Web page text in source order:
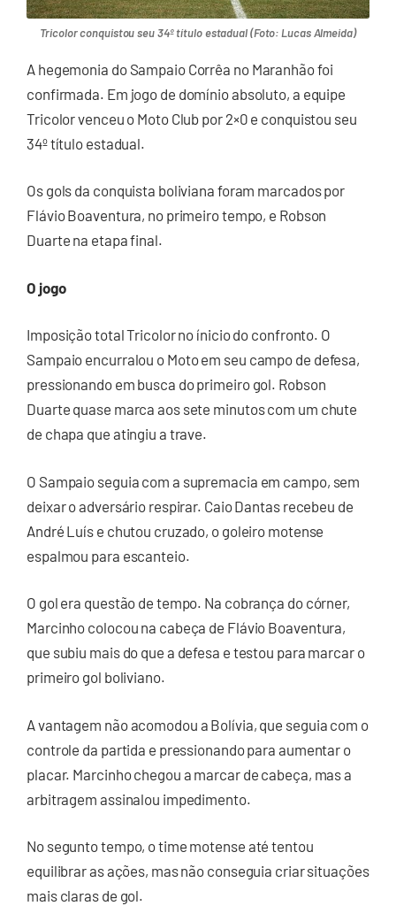
Tricolor conquistou seu 34º título estadual (Foto: Lucas Almeida)
A hegemonia do Sampaio Corrêa no Maranhão foi
confirmada. Em jogo de domínio absoluto, a equipe
Tricolor venceu o Moto Club por 2×0 e conquistou seu
34º título estadual.
Os gols da conquista boliviana foram marcados por
Flávio Boaventura, no primeiro tempo, e Robson
Duarte na etapa final.
O jogo
Imposição total Tricolor no ínicio do confronto. O
Sampaio encurralou o Moto em seu campo de defesa,
pressionando em busca do primeiro gol. Robson
Duarte quase marca aos sete minutos com um chute
de chapa que atingiu a trave.
O Sampaio seguia com a supremacia em campo, sem
deixar o adversário respirar. Caio Dantas recebeu de
André Luís e chutou cruzado, o goleiro motense
espalmou para escanteio.
O gol era questão de tempo. Na cobrança do córner,
Marcinho colocou na cabeça de Flávio Boaventura,
que subiu mais do que a defesa e testou para marcar o
primeiro gol boliviano.
A vantagem não acomodou a Bolívia, que seguia com o
controle da partida e pressionando para aumentar o
placar. Marcinho chegou a marcar de cabeça, mas a
arbitragem assinalou impedimento.
No segunto tempo, o time motense até tentou
equilibrar as ações, mas não conseguia criar situações
mais claras de gol.